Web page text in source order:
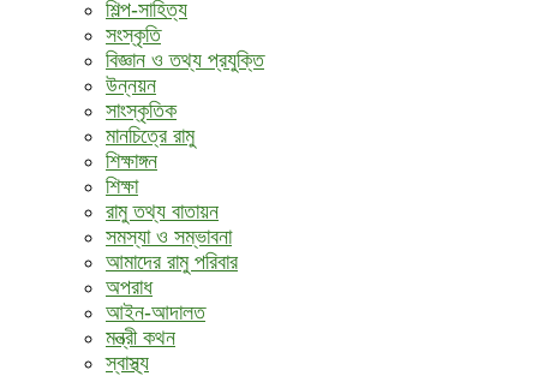
শিল্প-সাহিত্য
সংস্কৃতি
বিজ্ঞান ও তথ্য প্রযুক্তি
উন্নয়ন
সাংস্কৃতিক
মানচিত্রে রামু
শিক্ষাঙ্গন
শিক্ষা
রামু তথ্য বাতায়ন
সমস্যা ও সম্ভাবনা
আমাদের রামু পরিবার
অপরাধ
আইন-আদালত
মন্ত্রী কথন
স্বাস্থ্য